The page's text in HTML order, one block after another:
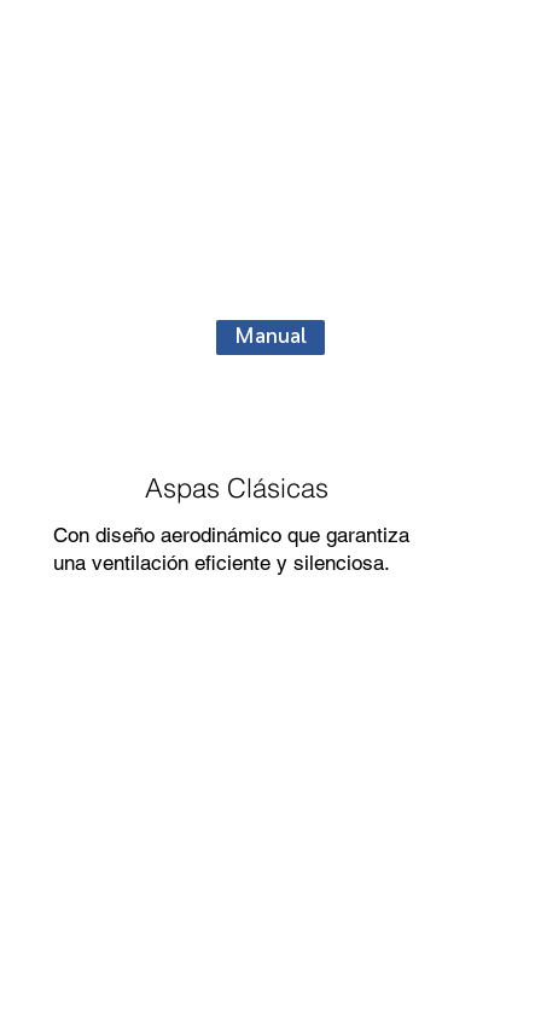
Aspas Clásicas
Con diseño aerodinámico que garantiza
una ventilación eficiente y silenciosa.
Manual